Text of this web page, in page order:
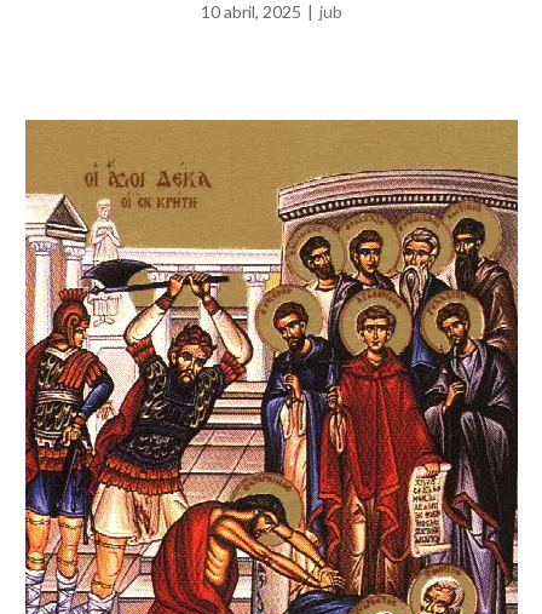
10 abril, 2025 | jub